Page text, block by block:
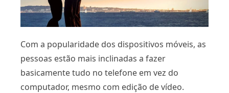
Com a popularidade dos dispositivos móveis, as
pessoas estão mais inclinadas a fazer
basicamente tudo no telefone em vez do
computador, mesmo com edição de vídeo.